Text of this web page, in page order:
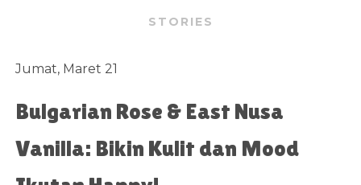
STORIES
Jumat, Maret 21
Bulgarian Rose & East Nusa
Vanilla: Bikin Kulit dan Mood